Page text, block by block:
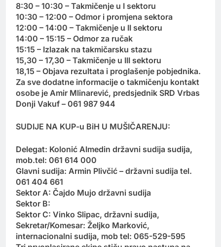
8:30 – 10:30 – Takmičenje u I sektoru
10:30 – 12:00 – Odmor i promjena sektora
12:00 – 14:00 – Takmičenje u II sektoru
14:00 – 15:15 – Odmor za ručak
15:15 – Izlazak na takmičarsku stazu
15,30 – 17,30 – Takmičenje u III sektoru
18,15 – Objava rezultata i proglašenje pobjednika.
Za sve dodatne informacije o takmičenju kontakt
osobe je Amir Mlinarević, predsjednik SRD Vrbas
Donji Vakuf – 061 987 944
SUDIJE NA KUP-u BiH U MUŠIČARENJU:
Delegat: Kolonić Almedin državni sudija sudija,
mob.tel: 061 614 000
Glavni sudija: Armin Plivčić – državni sudija tel.
061 404 661
Sektor A: Čajdo Mujo državni sudija
Sektor B:
Sektor C: Vinko Slipac, državni sudija,
Sekretar/Komesar: Željko Marković,
internacionalni sudija, mob tel: 065-529-595